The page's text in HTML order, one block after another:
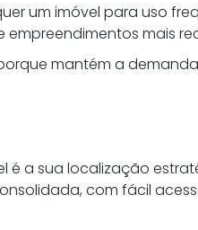
um imóvel para uso
mais
mantém a
é a sua localização
com fácil